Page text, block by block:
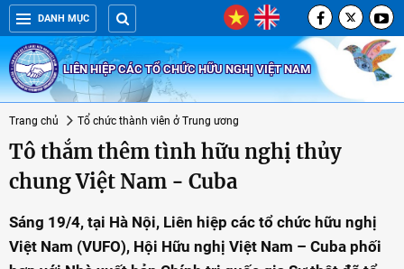
DANH MỤC
LIÊN HIỆP CÁC TỔ CHỨC HỮU NGHỊ VIỆT NAM
Trang chủ Tổ chức thành viên ở Trung ương
Tô thắm thêm tình hữu nghị thủy
chung Việt Nam - Cuba
Sáng 19/4, tại Hà Nội, Liên hiệp các tổ chức hữu nghị
Việt Nam (VUFO), Hội Hữu nghị Việt Nam – Cuba phối